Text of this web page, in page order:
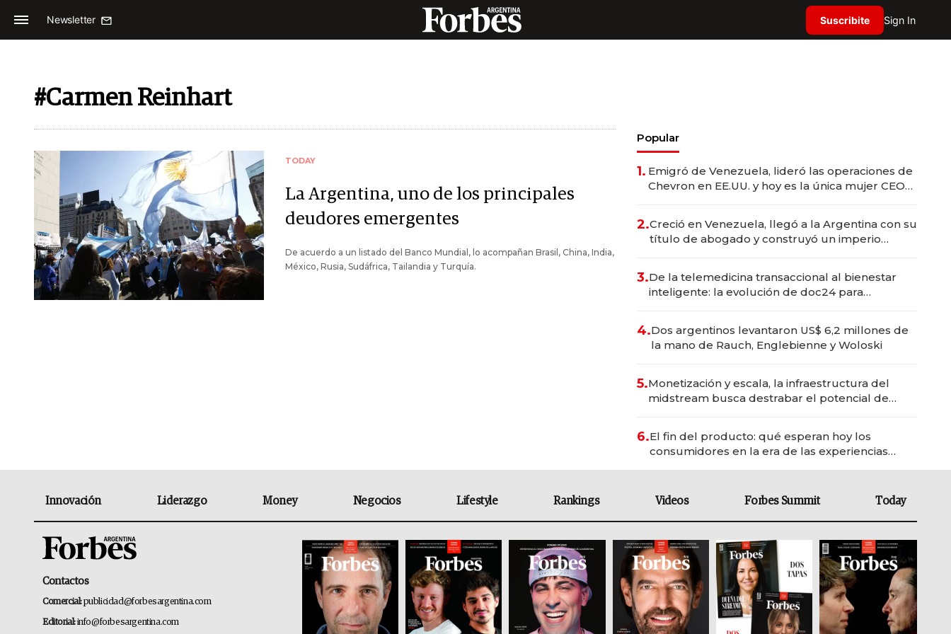
Newsletter Suscribite Sign In
#Carmen Reinhart
TODAY
La Argentina, uno de los principales
deudores emergentes
De acuerdo a un listado del Banco Mundial, lo acompañan Brasil, China, India,
México, Rusia, Sudáfrica, Tailandia y Turquía.
Popular
1. Emigró de Venezuela, lideró las operaciones de
Chevron en EE.UU. y hoy es la única mujer CEO
2.Creció en Venezuela, llegó a la Argentina con su
título de abogado y construyó un imperio
3.De la telemedicina transaccional al bienestar
inteligente: la evolución de doc24 para
4.Dos argentinos levantaron US$ 6,2 millones de
la mano de Rauch, Englebienne y Woloski
5.Monetización y escala, la infraestructura del
midstream busca destrabar el potencial de
6.El fin del producto: qué esperan hoy los
consumidores en la era de las experiencias
Innovación Liderazgo Money Negocios Lifestyle Rankings Videos Forbes Summit Today
Contactos
Comercial:publicidad@forbesargentina.com
Editorial:info@forbesargentina.com